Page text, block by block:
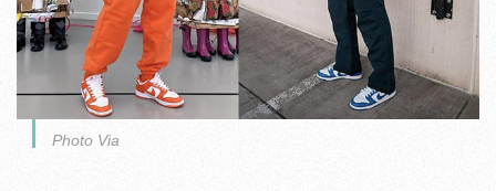
Photo Via